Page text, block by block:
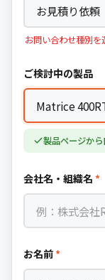
お問い合わせ種別
ご検討中の製品
製品ページか
会社名・組織名 *
お名前*